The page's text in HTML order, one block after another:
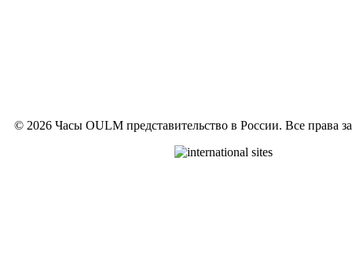
© 2026 Часы OULM представительство в России. Все права